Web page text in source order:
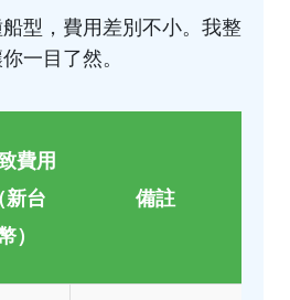
型，費用差別不小。我整
一目了然。
費用
（新台
）
備註